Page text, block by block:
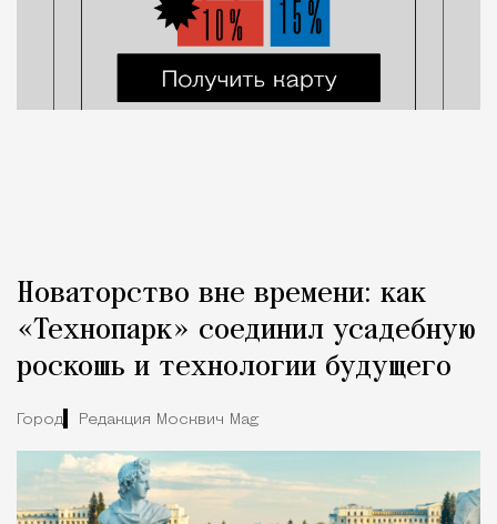
Новаторство вне времени: как
«Технопарк» соединил усадебную
роскошь и технологии будущего
Город Редакция Москвич Mag